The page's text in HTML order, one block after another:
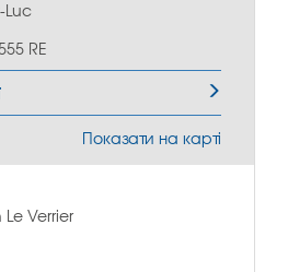
Luc
RE
Показати на карті
Verrier